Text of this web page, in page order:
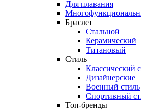
Для плавания
Браслет
Стальной
Керамический
Титановый
Стиль
Классический
Дизайнерские
Военный стиль
Спортивный
Топ-бренды